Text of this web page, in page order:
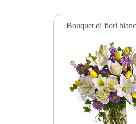
Bouquet di fiori